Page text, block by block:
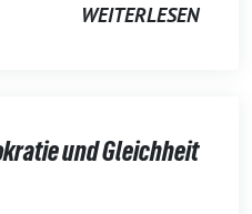
WEITERLESEN
und Gleichheit